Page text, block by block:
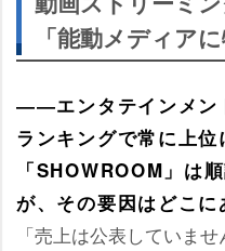
「能動メディアに
――エンタテインメン
ランキングで常に上位
「SHOWROOM」は
が、その要因はどこに
「売上は公表していま